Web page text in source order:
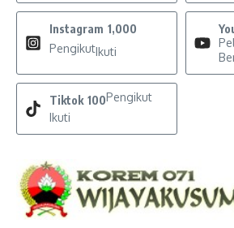
Instagram 1,000
PengikutIkuti
Tiktok 100Pengikut
Ikuti